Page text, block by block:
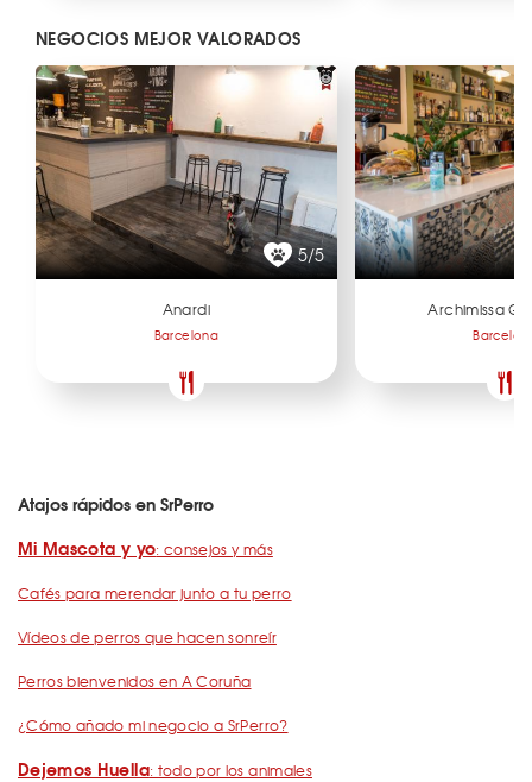
NEGOCIOS MEJOR VALORADOS
5/5
Anardi
Barcelona
Archimissa
Atajos rápidos en SrPerro
Mi Mascota y yo: consejos y más
Cafés para merendar junto a tu perro
Vídeos de perros que hacen sonreír
Perros bienvenidos en A Coruña
¿Cómo añado mi negocio a SrPerro?
Dejemos Huella: todo por los animales